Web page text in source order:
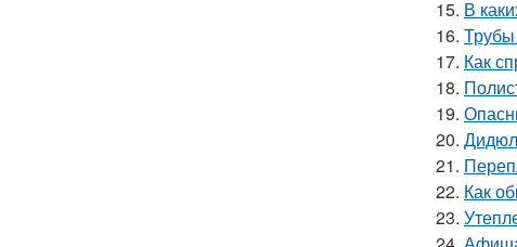
15. В
16. Трубы
17. Как
18.
19.
20.
21.
22. Как
23.